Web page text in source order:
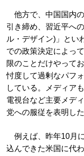
他方で、中国国内
引き締め、習近平へ
ル・デザイン)」とい
での政策決定によっ
限のことだけやって
忖度して過剰なパフ
している。メディア
電視台など主要メデ
党への服従を表明し
例えば、昨年10月
込んできた米国に代